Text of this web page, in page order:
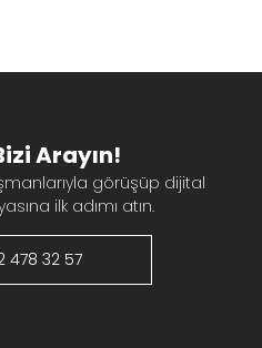
Arayın!
görüşüp dijital
ilk adımı atın.
478 32 57